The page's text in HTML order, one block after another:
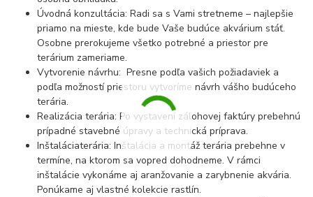
Úvodná konzultácia: Radi sa s Vami stretneme – najlepšie
priamo na mieste, kde bude Vaše budúce akvárium stáť.
Osobne prerokujeme všetko potrebné a priestor pre
terárium zameriame.
Vytvorenie návrhu: Presne podľa vašich požiadaviek a
podľa možností priestoru vytvoríme návrh vášho budúceho
terária.
Realizácia terária: Po vystavení zálohovej faktúry prebehnú
prípadné stavebné úpravy a technická príprava.
Inštaláciaterária: Inštalácia a montáž terária prebehne v
termíne, na ktorom sa vopred dohodneme. V rámci
inštalácie vykonáme aj aranžovanie a zarybnenie akvária.
Ponúkame aj vlastné kolekcie rastlín.